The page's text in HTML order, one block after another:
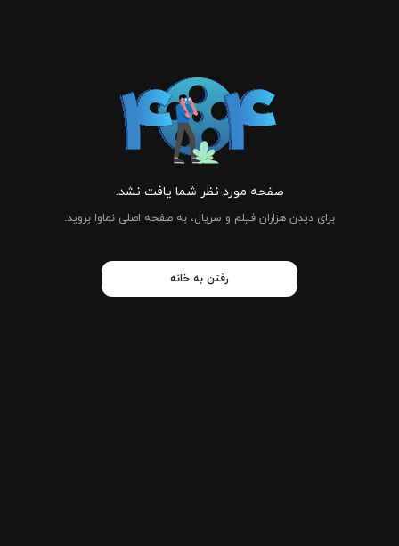
صفحه مورد نظر شما یافت نشد.
برای دیدن هزاران فیلم و سریال، به صفحه اصلی نماوا بروید.
رفتن به خانه